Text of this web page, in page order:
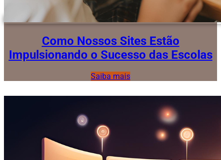
Como Nossos Sites Estão
Impulsionando o Sucesso das Escolas
Saiba mais